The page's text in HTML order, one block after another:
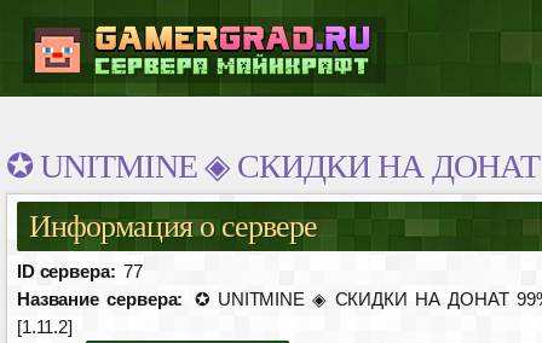
✪ UNITMINE ◈ СКИДКИ НА ДОНАТ
Информация о сервере
ID сервера: 77
Название сервера:
✪ UNITMINE ◈ СКИДКИ НА ДОНАТ
[1.11.2]